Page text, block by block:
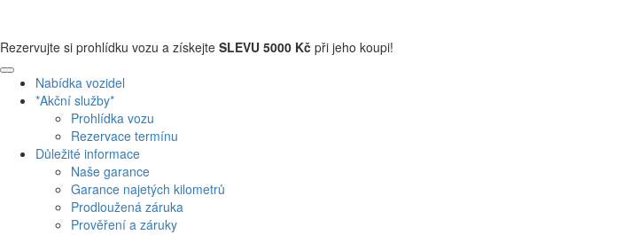
Rezervujte si prohlídku vozu a získejte SLEVU 5000 Kč při jeho koupi!
Nabídka vozidel
*Akční služby*
Prohlídka vozu
Rezervace termínu
Důležité informace
Naše garance
Garance najetých kilometrů
Prodloužená záruka
Prověření a záruky